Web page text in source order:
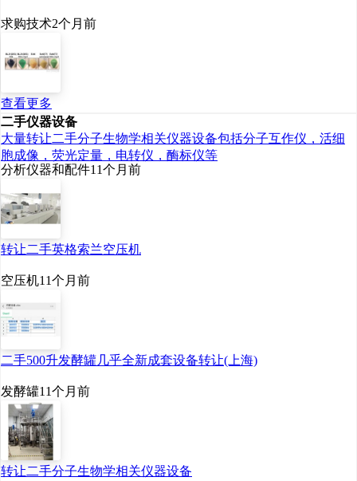
求购技术2个月前
查看更多
二手仪器设备
大量转让二手分子生物学相关仪器设备包括分子互作仪，活细
胞成像，荧光定量，电转仪，酶标仪等
分析仪器和配件11个月前
转让二手英格索兰空压机
空压机11个月前
二手500升发酵罐几乎全新成套设备转让(上海)
发酵罐11个月前
转让二手分子生物学相关仪器设备